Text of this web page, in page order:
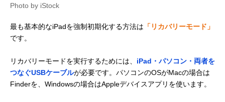
Photo by iStock
最も基本的なiPadを強制初期化する方法は 「リカバリーモード」
です。
リカバリーモードを実行するためには、 iPad・パソコン・両者を
つなぐUSBケーブルが必要です。パソコンのOSがMacの場合は
Finderを、Windowsの場合はAppleデバイスアプリを使います。